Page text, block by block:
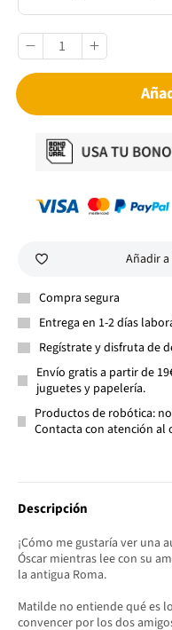
Añadir
Compra segura
Entrega en 1-2 días
Regístrate y disfruta de
Envío gratis a partir de
juguetes y papelería.
Productos de robótica:
Contacta con atención al
Descripción
¡Cómo me gustaría ver una
Óscar mientras lee con su
la antigua Roma.
Matilde no entiende qué es
convencer por los dos